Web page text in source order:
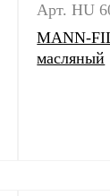
Арт. HU
MANN-
масляный